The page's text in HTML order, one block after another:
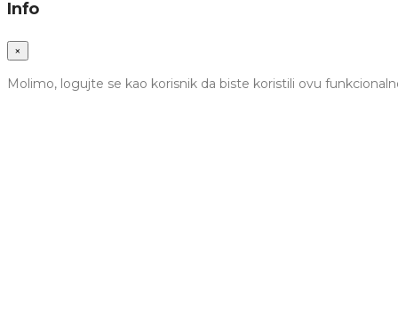
Info
×
Molimo, logujte se kao korisnik da biste koristili ovu